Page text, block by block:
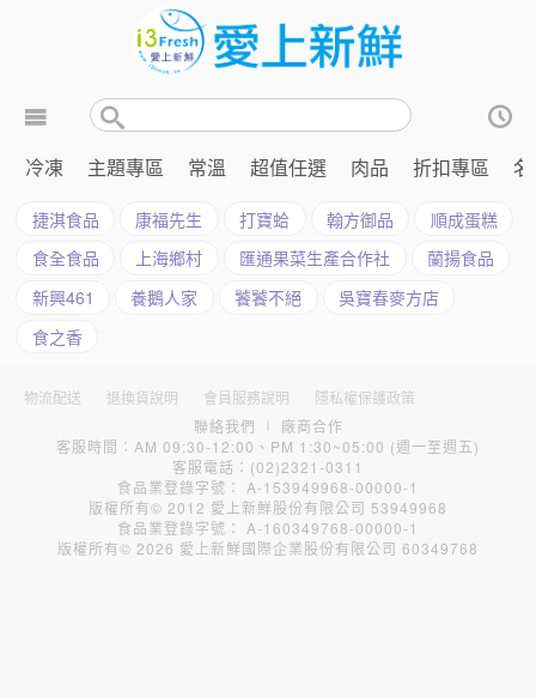
冷凍 主題專區 常溫 超值任選 肉品 折扣專區
捷淇食品 康福先生 打寶蛤 翰方御品
順成蛋糕
食全食品
上海鄉村 匯通果菜生產合作社
蘭揚食品
新興461
養鵝人家 饕饕不絕
吳寶春麥方店
食之香
物流配送 退換貨說明 會員服務說明
隱私權保護政策
聯絡我們 ∣ 廠商合作
客服時間：AM 09:30-12:00、PM 1:30~05:00 (週一至週五)
客服電話：(02)2321-0311
食品業登錄字號： A-153949968-00000-1
版權所有© 2012 愛上新鮮股份有限公司 53949968
食品業登錄字號： A-160349768-00000-1
版權所有© 2026 愛上新鮮國際企業股份有限公司 60349768